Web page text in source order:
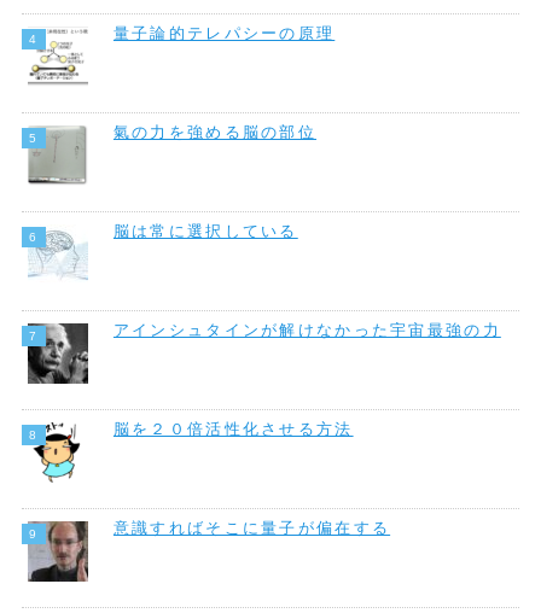
量子論的テレパシーの原理
氣の力を強める脳の部位
脳は常に選択している
アインシュタインが解けなかった宇宙最強の力
脳を２０倍活性化させる方法
意識すればそこに量子が偏在する